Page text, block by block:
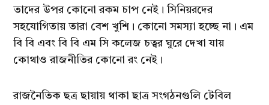
তাদের উপর কোনো রকম চাপ নেই। সিনিয়রদের
সহযোগিতায় তারা বেশ খুশি। কোনো সমস্যা হচ্ছে না। এম
বি বি এবং বি বি এম সি কলেজ চত্বর ঘুরে দেখা যায়
কোথাও রাজনীতির কোনো রং নেই।
রাজনৈতিক ছত্র ছায়ায় থাকা ছাত্র সংগঠনগুলি টেবিল